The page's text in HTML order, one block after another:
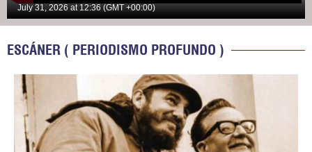
July 31, 2026 at 12:36 (GMT +00:00)
ESCÁNER ( PERIODISMO PROFUNDO )